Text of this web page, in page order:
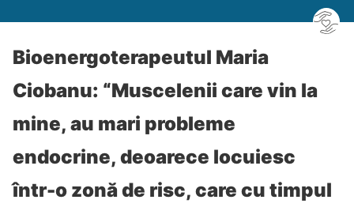
Bioenergoterapeutul Maria
Ciobanu: “Muscelenii care vin la
mine, au mari probleme
endocrine, deoarece locuiesc
într-o zonă de risc, care cu timpul